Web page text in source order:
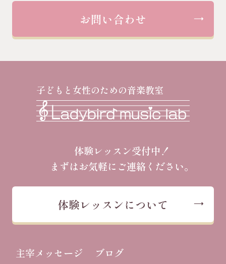
お問い合わせ
子どもと女性のための音楽教室
体験レッスン受付中！
まずはお気軽にご連絡ください。
体験レッスンについて
主宰メッセージ
ブログ